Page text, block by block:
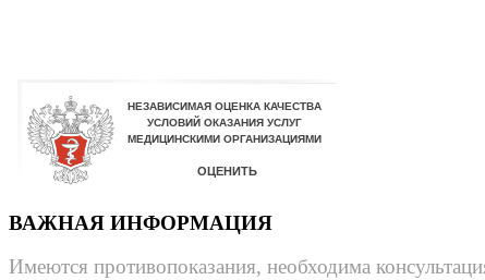
ВАЖНАЯ ИНФОРМАЦИЯ
Имеются противопоказания, необходима